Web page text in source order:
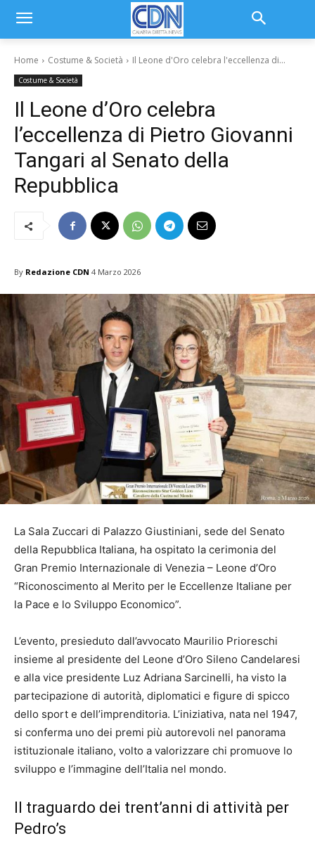
Home Costume & Società Il Leone d'Oro celebra l'eccellenza di...
Costume & Società
Il Leone d’Oro celebra
l’eccellenza di Pietro Giovanni
Tangari al Senato della
Repubblica
By Redazione CDN 4 Marzo 2026
La Sala Zuccari di Palazzo Giustiniani, sede del Senato
della Repubblica Italiana, ha ospitato la cerimonia del
Gran Premio Internazionale di Venezia – Leone d’Oro
“Riconoscimento al Merito per le Eccellenze Italiane per
la Pace e lo Sviluppo Economico”.
L’evento, presieduto dall’avvocato Maurilio Prioreschi
insieme al presidente del Leone d’Oro Sileno Candelaresi
e alla vice presidente Luz Adriana Sarcinelli, ha visto la
partecipazione di autorità, diplomatici e figure di spicco
dello sport e dell’imprenditoria. L’iniziativa, nata nel 1947,
si conferma uno dei premi più autorevoli nel panorama
istituzionale italiano, volto a valorizzare chi promuove lo
sviluppo e l’immagine dell’Italia nel mondo.
Il traguardo dei trent’anni di attività per
Pedro’s